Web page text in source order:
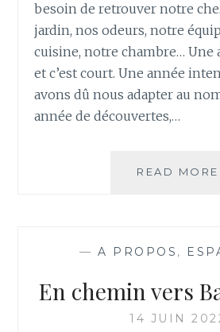
besoin de retrouver notre
jardin, nos odeurs, notre
cuisine, notre chambre… Une
et c’est court. Une année
avons dû nous adapter au
année de découvertes,…
READ MORE
—A PROPOS ,
En chemin vers
14 JUIN